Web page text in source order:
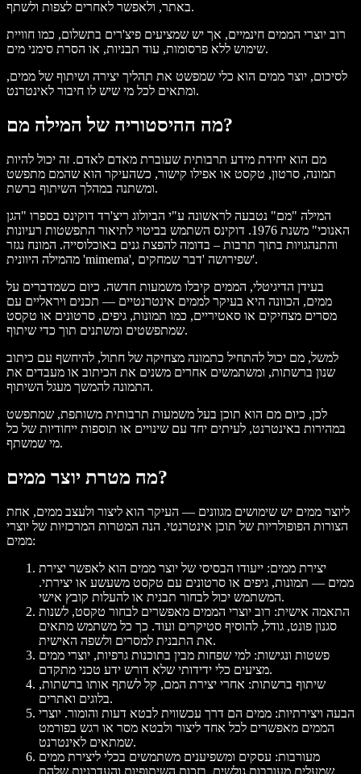
באתר, ולאפשר לאחרים לצפות ולשתף.
רוב יוצרי הממים חינמיים, אך יש שמציעים פיצ'רים בתשלום, כמו חוויית
שימוש ללא פרסומות, עוד תבניות, או הסרת סימני מים.
לסיכום, יוצר ממים הוא כלי שמפשט את תהליך יצירה ושיתוף של ממים,
ומתאים לכל מי שיש לו חיבור לאינטרנט.
מה ההיסטוריה של המילה מם?
מם הוא יחידת מידע תרבותית שעוברת מאדם לאדם. זה יכול להיות
תמונה, סרטון, טקסט או אפילו קישור, כשהעיקר הוא שהמם מתפשט
ומשתנה במהלך השיתוף ברשת.
המילה "מם" נטבעה לראשונה ע"י הביולוג ריצ'רד דוקינס בספרו "הגן
האנוכי" משנת 1976. דוקינס השתמש בביטוי לתיאור התפשטות רעיונות
והתנהגויות בתוך תרבות – בדומה להפצת גנים באוכלוסייה. המונח נגזר
מהמילה היוונית 'mimema', שפירושה 'דבר שמחקים'.
בעידן הדיגיטלי, הממים קיבלו משמעות חדשה. כיום כשמדברים על
ממים, הכוונה היא בעיקר לממים אינטרנטיים — תכנים ויראליים עם
מסרים מצחיקים או סאטיריים, כמו תמונות, גיפים, סרטונים או טקסט
שמתפשטים ומשתנים תוך כדי שיתוף.
למשל, מם יכול להתחיל כתמונה מצחיקה של חתול, להיחשף עם כיתוב
שנון ברשתות, ומשתמשים אחרים משנים את הכיתוב או מעבדים את
התמונה להמשך מעגל השיתוף.
לכן, כיום מם הוא תוכן בעל משמעות תרבותית משותפת, שמתפשט
במהירות באינטרנט, לעיתים יחד עם שינויים או תוספות ייחודיות של כל
מי שמשתף.
מה מטרת יוצר ממים?
ליוצר ממים יש שימושים מגוונים — העיקר הוא ליצור ולעצב ממים, אחת
הצורות הפופולריות של תוכן אינטרנטי. הנה המטרות המרכזיות של יוצרי
ממים:
יצירת ממים: ייעודו הבסיסי של יוצר ממים הוא לאפשר יצירת
ממים — תמונות, גיפים או סרטונים עם טקסט משעשע או יצירתי.
המשתמש יכול לבחור תבנית או להעלות קובץ אישי.
התאמה אישית: רוב יוצרי הממים מאפשרים לבחור טקסט, לשנות
סגנון פונט, גודל, להוסיף סטיקרים ועוד. כך כל משתמש מתאים
את התבנית למסרים ולשפה האישית.
פשטות ונגישות: למי שפחות מבין בתוכנות גרפיות, יוצרי ממים
מציעים כלי ידידותי שלא דורש ידע טכני מתקדם.
שיתוף ברשתות: אחרי יצירת המם, קל לשתף אותו ברשתות,
בלוגים ואתרים.
הבעה ויצירתיות: ממים הם דרך עכשווית לבטא דעות והומור. יוצרי
הממים מאפשרים לכל אחד ליצור ולבטא מסר או רגש בפורמט
שמתאים לאינטרנט.
מעורבות: עסקים ומשפיענים משתמשים בכלי ליצירת ממים